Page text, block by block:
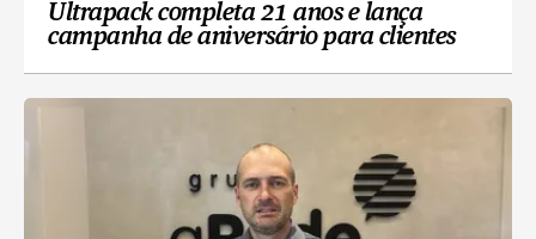
Ultrapack completa 21 anos e lança
campanha de aniversário para clientes